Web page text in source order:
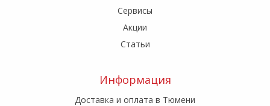
Сервисы
Акции
Статьи
Информация
Доставка и оплата в Тюмени